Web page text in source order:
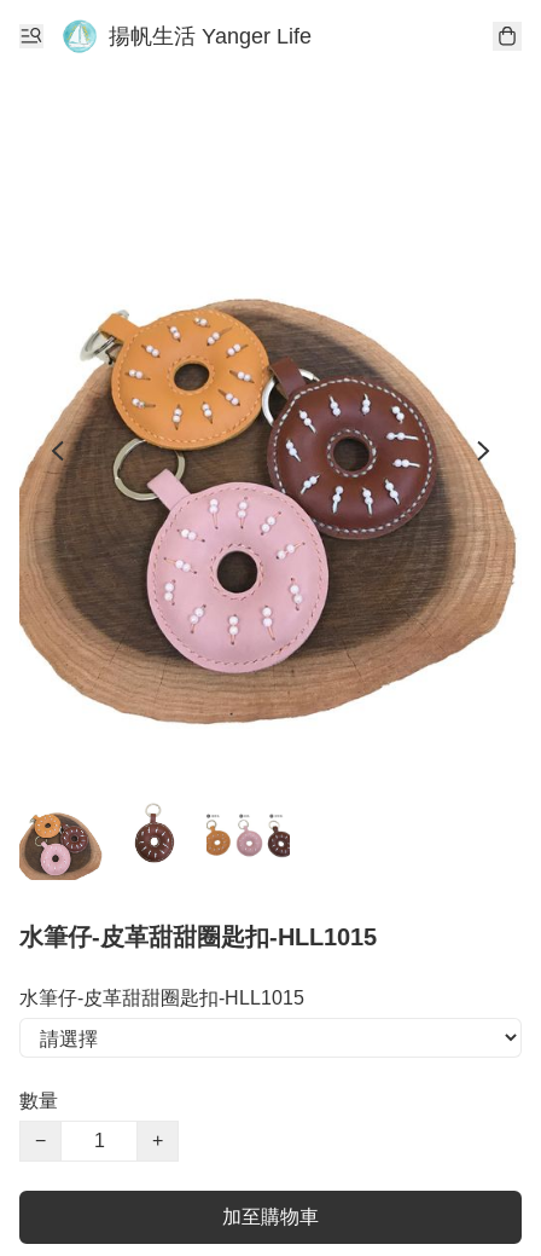
揚帆生活 Yanger Life
水筆仔-皮革甜甜圈匙扣-HLL1015
水筆仔-皮革甜甜圈匙扣-HLL1015
數量
−
+
加至購物車